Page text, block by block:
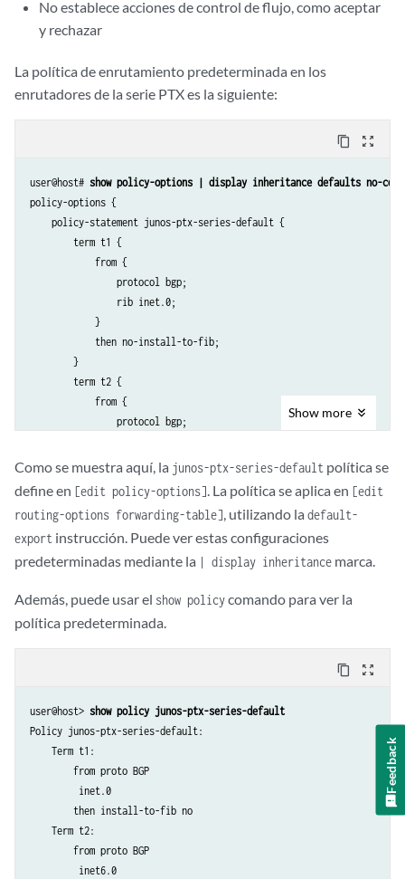
No establece acciones de control de flujo, como aceptar
y rechazar
La política de enrutamiento predeterminada en los
enrutadores de la serie PTX es la siguiente:
content_copy zoom_out_map
user@host# show policy-options | display inheritance defaults no-
policy-options {
    policy-statement junos-ptx-series-default {
        term t1 {
            from {
                protocol bgp;
                rib inet.0;
            }
            then no-install-to-fib;
        }
        term t2 {
            from {
                protocol bgp;
        }
        term t3 {
            then load-balance per-packet;
        }
}
routing-options {
show routing-options forwarding-table default-export |
Show more
Como se muestra aquí, la junos-ptx-series-default política se
define en [edit policy-options]. La política se aplica en [edit
routing-options forwarding-table], utilizando la default-
export instrucción. Puede ver estas configuraciones
predeterminadas mediante la | display inheritance marca.
Además, puede usar el show policycomando para ver la
política predeterminada.
content_copy zoom_out_map
user@host> show policy junos-ptx-series-default
Policy junos-ptx-series-default:
    Term t1:
        from proto BGP
         inet.0
        then install-to-fib no
    Term t2:
        from proto BGP
         inet6.0
Feedback